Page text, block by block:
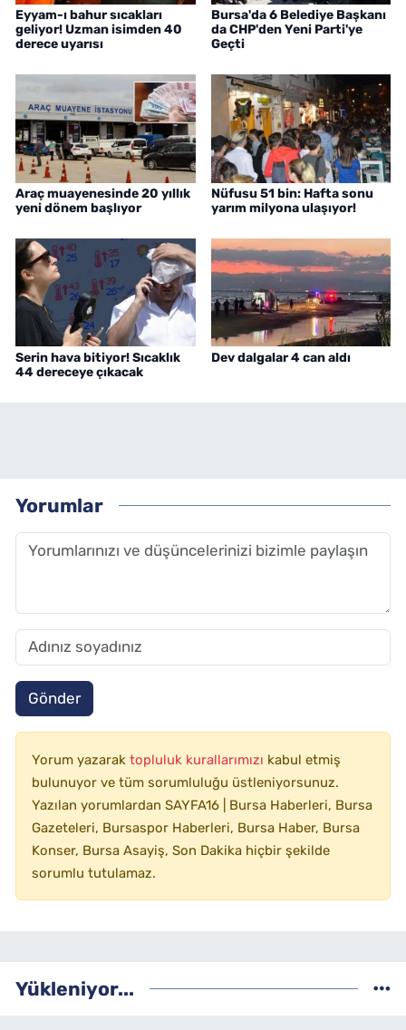
Eyyam-ı bahur sıcakları
geliyor! Uzman isimden 40
derece uyarısı
Bursa'da 6 Belediye Başkanı
da CHP'den Yeni Parti'ye
Geçti
Araç muayenesinde 20 yıllık
yeni dönem başlıyor
Nüfusu 51 bin: Hafta sonu
yarım milyona ulaşıyor!
Serin hava bitiyor! Sıcaklık
44 dereceye çıkacak
Dev dalgalar 4 can aldı
Yorumlar
Gönder
Yorum yazarak topluluk kurallarımızı kabul etmiş
bulunuyor ve tüm sorumluluğu üstleniyorsunuz.
Yazılan yorumlardan SAYFA16 | Bursa Haberleri, Bursa
Gazeteleri, Bursaspor Haberleri, Bursa Haber, Bursa
Konser, Bursa Asayiş, Son Dakika hiçbir şekilde
sorumlu tutulamaz.
Yükleniyor...